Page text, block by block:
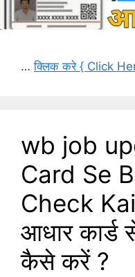
…क्लिक करे { Click
wb job
Card Se
Check
आधार
कैसे करें ?